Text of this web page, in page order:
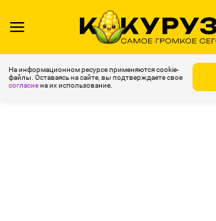
На информационном ресурсе применяются cookie-
файлы. Оставаясь на сайте, вы подтверждаете свое
согласиена их использование.